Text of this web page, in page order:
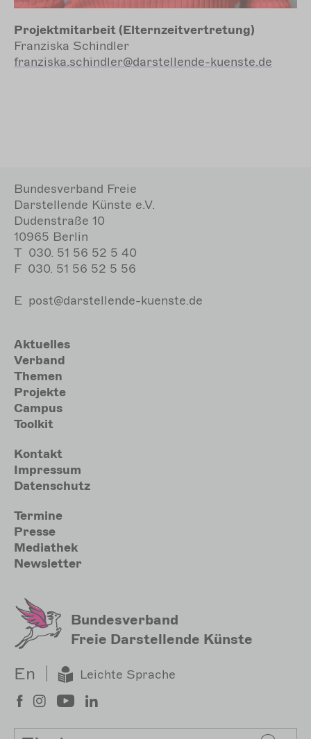
Projektmitarbeit (Elternzeitvertretung)
Franziska Schindler
franziska.schindler@darstellende-kuenste.de
Bundesverband Freie
Darstellende Künste e.V.
Dudenstraße 10
10965 Berlin
T 030. 51 56 52 5 40
F 030. 51 56 52 5 56
E post@darstellende-kuenste.de
Hauptnavigation
Aktuelles
Verband
Themen
Projekte
Campus
Toolkit
Meta
Kontakt
Impressum
Datenschutz
Sekundärmenu
Termine
Presse
Mediathek
Newsletter
Bundesverband
Freie Darstellende Künste
En Leichte Sprache